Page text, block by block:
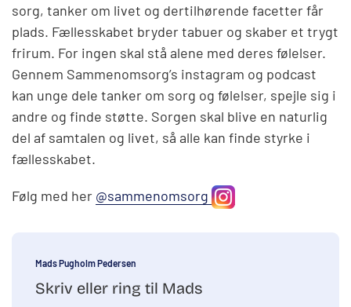
sorg, tanker om livet og dertilhørende facetter får
plads. Fællesskabet bryder tabuer og skaber et trygt
frirum. For ingen skal stå alene med deres følelser.
Gennem Sammenomsorg’s instagram og podcast
kan unge dele tanker om sorg og følelser, spejle sig i
andre og finde støtte. Sorgen skal blive en naturlig
del af samtalen og livet, så alle kan finde styrke i
fællesskabet.
Følg med her @sammenomsorg
Mads Pugholm Pedersen
Skriv eller ring til Mads